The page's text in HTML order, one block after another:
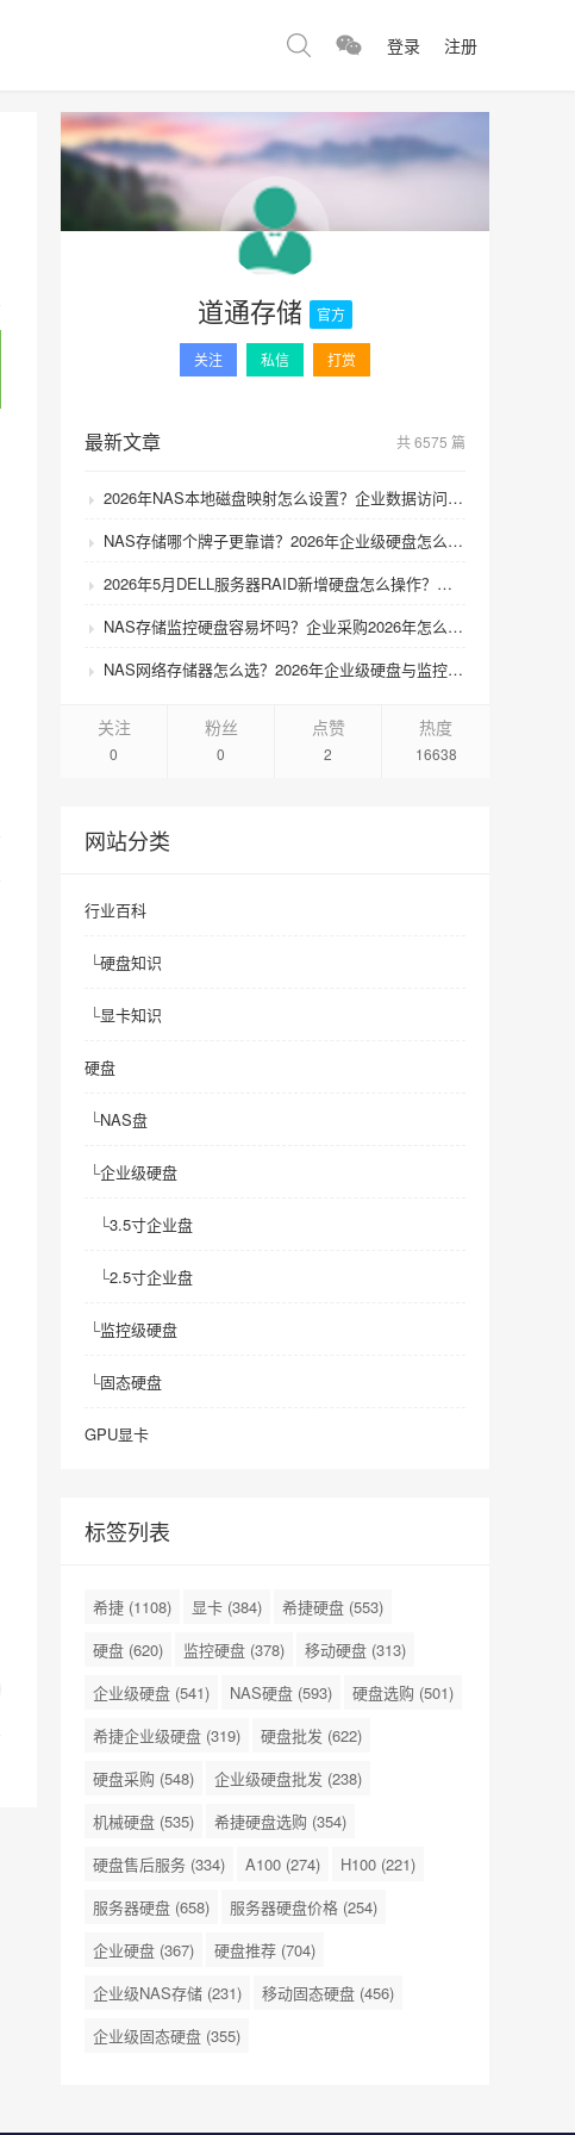
登录 注册
道通存储 官方
关注 私信 打赏
最新文章 共 6575 篇
2026年NAS本地磁盘映射怎么设置？企业数据访问速度如何提升？
NAS存储哪个牌子更靠谱？2026年企业级硬盘怎么选才不踩坑？
2026年5月DELL服务器RAID新增硬盘怎么操作？扩容步骤与兼容性避坑指南
NAS存储监控硬盘容易坏吗？企业采购2026年怎么选才靠谱？
NAS网络存储器怎么选？2026年企业级硬盘与监控硬盘有什么区别？
关注
0
粉丝
0
点赞
2
热度
16638
网站分类
行业百科
└硬盘知识
└显卡知识
硬盘
└NAS盘
└企业级硬盘
└3.5寸企业盘
└2.5寸企业盘
└监控级硬盘
└固态硬盘
GPU显卡
标签列表
希捷 (1108) 显卡 (384) 希捷硬盘 (553)
硬盘 (620) 监控硬盘 (378) 移动硬盘 (313)
企业级硬盘 (541) NAS硬盘 (593) 硬盘选购 (501)
希捷企业级硬盘 (319) 硬盘批发 (622)
硬盘采购 (548) 企业级硬盘批发 (238)
机械硬盘 (535) 希捷硬盘选购 (354)
硬盘售后服务 (334) A100 (274) H100 (221)
服务器硬盘 (658) 服务器硬盘价格 (254)
企业硬盘 (367) 硬盘推荐 (704)
企业级NAS存储 (231) 移动固态硬盘 (456)
企业级固态硬盘 (355)